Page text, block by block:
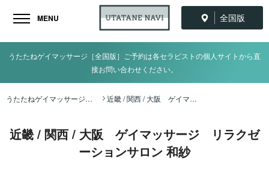
全国版
MENU
うたたねゲイマッサージ［全国版］ご予約は各セラピストの個人サイトから直
接お問い合わせください。
うたたねゲイマッサージ全国ナビ TOP 近畿 / 関西 / 大阪 ゲイマッサージ リラクゼーションサロン 和紗
近畿 / 関西 / 大阪 ゲイマッサージ リラクゼ
ーションサロン 和紗